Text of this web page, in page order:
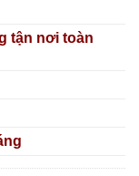
tận nơi toàn